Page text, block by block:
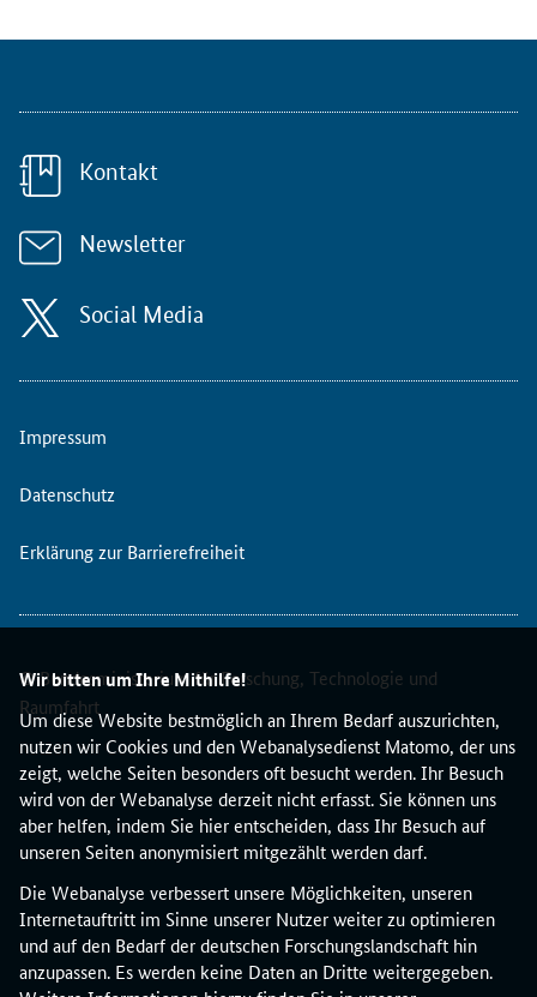
Wir bitten um Ihre Mithilfe!
Um diese Website bestmöglich an Ihrem Bedarf auszurichten,
nutzen wir Cookies und den Webanalysedienst Matomo, der uns
zeigt, welche Seiten besonders oft besucht werden. Ihr Besuch
wird von der Webanalyse derzeit nicht erfasst. Sie können uns
aber helfen, indem Sie hier entscheiden, dass Ihr Besuch auf
unseren Seiten anonymisiert mitgezählt werden darf.
Die Webanalyse verbessert unsere Möglichkeiten, unseren
Internetauftritt im Sinne unserer Nutzer weiter zu optimieren
und auf den Bedarf der deutschen Forschungslandschaft hin
anzupassen. Es werden keine Daten an Dritte weitergegeben.
Kontakt
Newsletter
Social Media
Impressum
Datenschutz
Erklärung zur Barrierefreiheit
© Bundesministerium für Forschung, Technologie und
Raumfahrt